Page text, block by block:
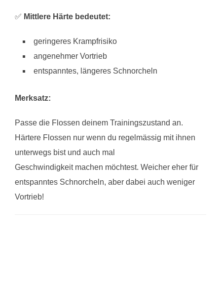
✅ Mittlere Härte bedeutet:
geringeres Krampfrisiko
angenehmer Vortrieb
entspanntes, längeres Schnorcheln
Merksatz:
Passe die Flossen deinem Trainingszustand an.
Härtere Flossen nur wenn du regelmässig mit ihnen
unterwegs bist und auch mal
Geschwindigkeit machen möchtest. Weicher eher für
entspanntes Schnorcheln, aber dabei auch weniger
Vortrieb!